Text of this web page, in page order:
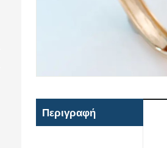
Περιγραφή